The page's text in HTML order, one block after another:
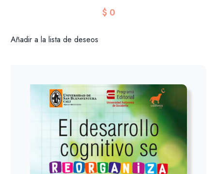
$0
Añadir a la lista de deseos